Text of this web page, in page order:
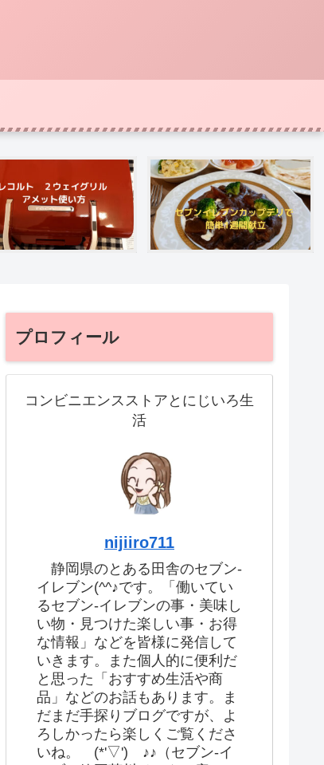
プロフィール
コンビニエンスストアとにじいろ生
活
nijiiro711
静岡県のとある田舎のセブン-
イレブン(^^♪です。「働いてい
るセブン-イレブンの事・美味し
い物・見つけた楽しい事・お得
な情報」などを皆様に発信して
いきます。また個人的に便利だ
と思った「おすすめ生活や商
品」などのお話もあります。ま
だまだ手探りブログですが、よ
ろしかったら楽しくご覧くださ
いね。 (*'▽') ♪♪（セブン-イ